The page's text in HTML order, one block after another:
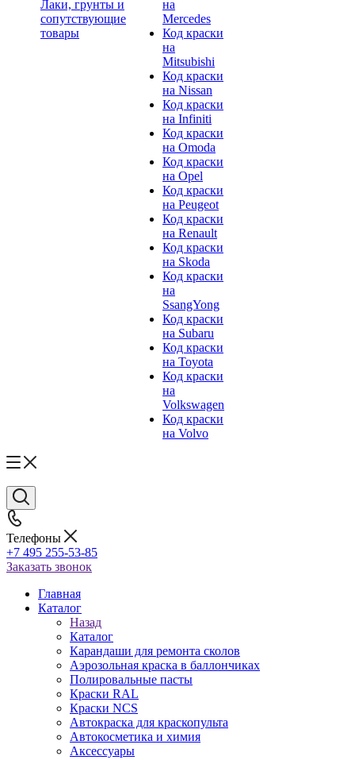
Лаки, грунты и
сопутствующие
товары
на
Mercedes
Код краски
на
Mitsubishi
Код краски
на Nissan
Код краски
на Infiniti
Код краски
на Omoda
Код краски
на Opel
Код краски
на Peugeot
Код краски
на Renault
Код краски
на Skoda
Код краски
на
SsangYong
Код краски
на Subaru
Код краски
на Toyota
Код краски
на
Volkswagen
Код краски
на Volvo
Телефоны
+7 495 255-53-85
Заказать звонок
Главная
Каталог
Назад
Каталог
Карандаши для ремонта сколов
Аэрозольная краска в баллончиках
Полировальные пасты
Краски RAL
Краски NCS
Автокраска для краскопульта
Автокосметика и химия
Аксессуары